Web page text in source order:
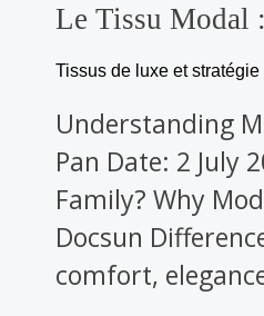
Le Tissu Modal
Tissus de luxe et stratégie
Understanding
Pan Date: 2 July
Family? Why
Docsun
comfort,